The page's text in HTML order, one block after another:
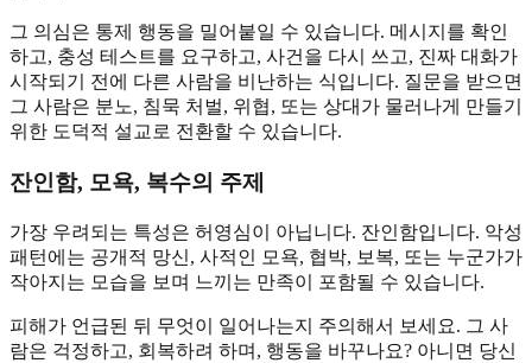
그 의심은 통제 행동을 밀어붙일 수 있습니다. 메시지를 확인
하고, 충성 테스트를 요구하고, 사건을 다시 쓰고, 진짜 대화가
시작되기 전에 다른 사람을 비난하는 식입니다. 질문을 받으면
그 사람은 분노, 침묵 처벌, 위협, 또는 상대가 물러나게 만들기
위한 도덕적 설교로 전환할 수 있습니다.
잔인함, 모욕, 복수의 주제
가장 우려되는 특성은 허영심이 아닙니다. 잔인함입니다. 악성
패턴에는 공개적 망신, 사적인 모욕, 협박, 보복, 또는 누군가가
작아지는 모습을 보며 느끼는 만족이 포함될 수 있습니다.
피해가 언급된 뒤 무엇이 일어나는지 주의해서 보세요. 그 사
람은 걱정하고, 회복하려 하며, 행동을 바꾸나요? 아니면 당신